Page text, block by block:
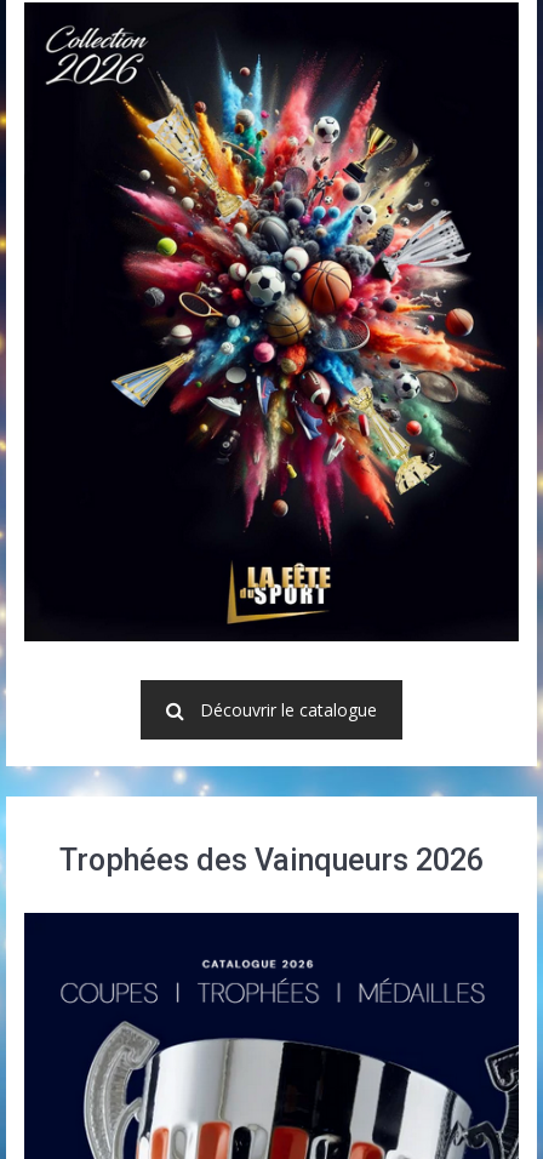
Découvrir le catalogue
Trophées des Vainqueurs 2026